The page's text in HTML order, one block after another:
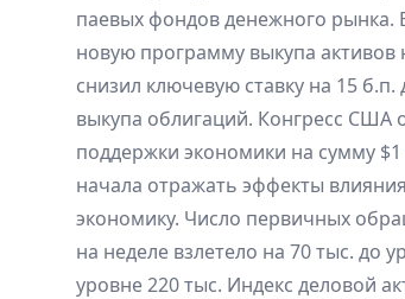
паевых фондов денежного рынка.
новую программу выкупа активов
снизил ключевую ставку на 15
выкупа облигаций. Конгресс США
поддержки экономики на сумму
начала отражать эффекты
экономику. Число первичных
на неделе взлетело на 70 тыс. до
уровне 220 тыс. Индекс деловой